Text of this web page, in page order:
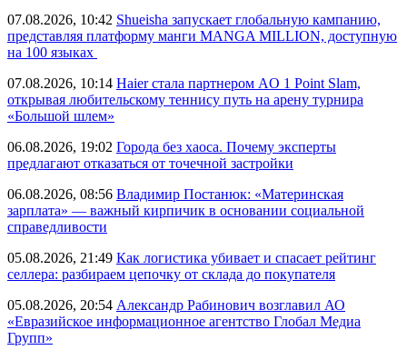
07.08.2026, 10:42 Shueisha запускает глобальную кампанию,
представляя платформу манги MANGA MILLION, доступную
на 100 языках
07.08.2026, 10:14 Haier стала партнером AO 1 Point Slam,
открывая любительскому теннису путь на арену турнира
«Большой шлем»
06.08.2026, 19:02 Города без хаоса. Почему эксперты
предлагают отказаться от точечной застройки
06.08.2026, 08:56 Владимир Постанюк: «Материнская
зарплата» — важный кирпичик в основании социальной
справедливости
05.08.2026, 21:49 Как логистика убивает и спасает рейтинг
селлера: разбираем цепочку от склада до покупателя
05.08.2026, 20:54 Александр Рабинович возглавил АО
«Евразийское информационное агентство Глобал Медиа
Групп»